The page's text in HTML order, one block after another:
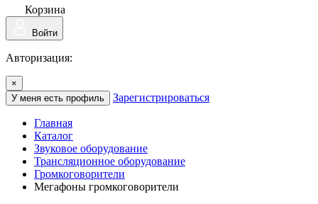
Корзина
Войти
Авторизация:
×
У меня есть профиль
Зарегистрироваться
Главная
Каталог
Звуковое оборудование
Трансляционное оборудование
Громкоговорители
Мегафоны громкоговорители